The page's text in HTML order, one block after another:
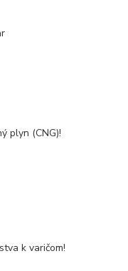
plyn (CNG)!
k varičom!